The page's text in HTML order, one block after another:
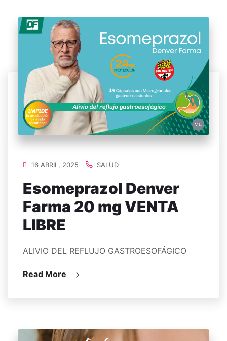
16 ABRIL, 2025 SALUD
Esomeprazol Denver
Farma 20 mg VENTA
LIBRE
ALIVIO DEL REFLUJO GASTROESOFÁGICO
Read More